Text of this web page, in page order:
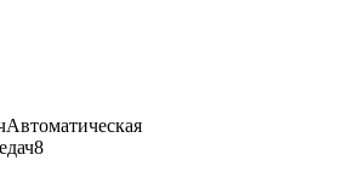
Автоматическая
8